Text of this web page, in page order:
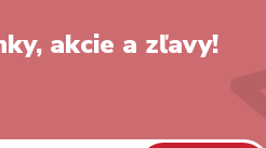
akcie a zľavy!